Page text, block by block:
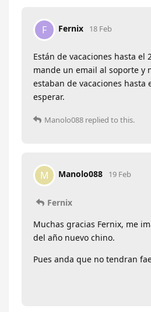
F Fernix 18 Feb
Están de vacaciones hasta el
mande un email al soporte y
estaban de vacaciones hasta
esperar.
Manolo088 replied to this.
M Manolo088 19 Feb
Fernix
Muchas gracias Fernix, me
del año nuevo chino.
Pues anda que no tendran